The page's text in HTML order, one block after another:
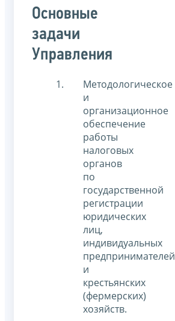
Основные
задачи
Управления
Методологическое
и
организационное
обеспечение
работы
налоговых
органов
по
государственной
регистрации
юридических
лиц,
индивидуальных
предпринимателей
и
крестьянских
(фермерских)
хозяйств.